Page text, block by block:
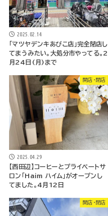
2025.02.14
「マツヤデンキあびこ店」完全閉店し
てまうみたい。大処分市やってる。2
月24日(月)まで
開店・閉店
2025.04.29
【西田辺】コーヒーとプライベートサ
ロン「Haim ハイム」がオープンし
てました。4月12日
開店・閉店